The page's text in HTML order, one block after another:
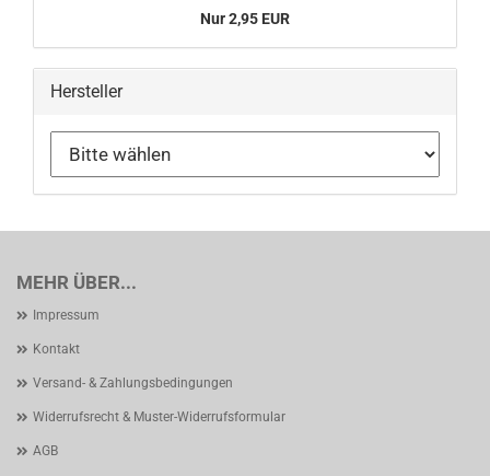
Nur 2,95 EUR
Hersteller
MEHR ÜBER...
Impressum
Kontakt
Versand- & Zahlungsbedingungen
Widerrufsrecht & Muster-Widerrufsformular
AGB